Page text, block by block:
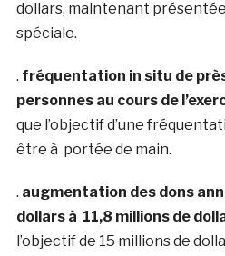
dollars, maintenant
spéciale.
. fréquentation in situ de
personnes au cours de
que l’objectif d’une
être à portée de main.
. augmentation des dons
dollars à 11,8 millions de
l’objectif de 15 millions de